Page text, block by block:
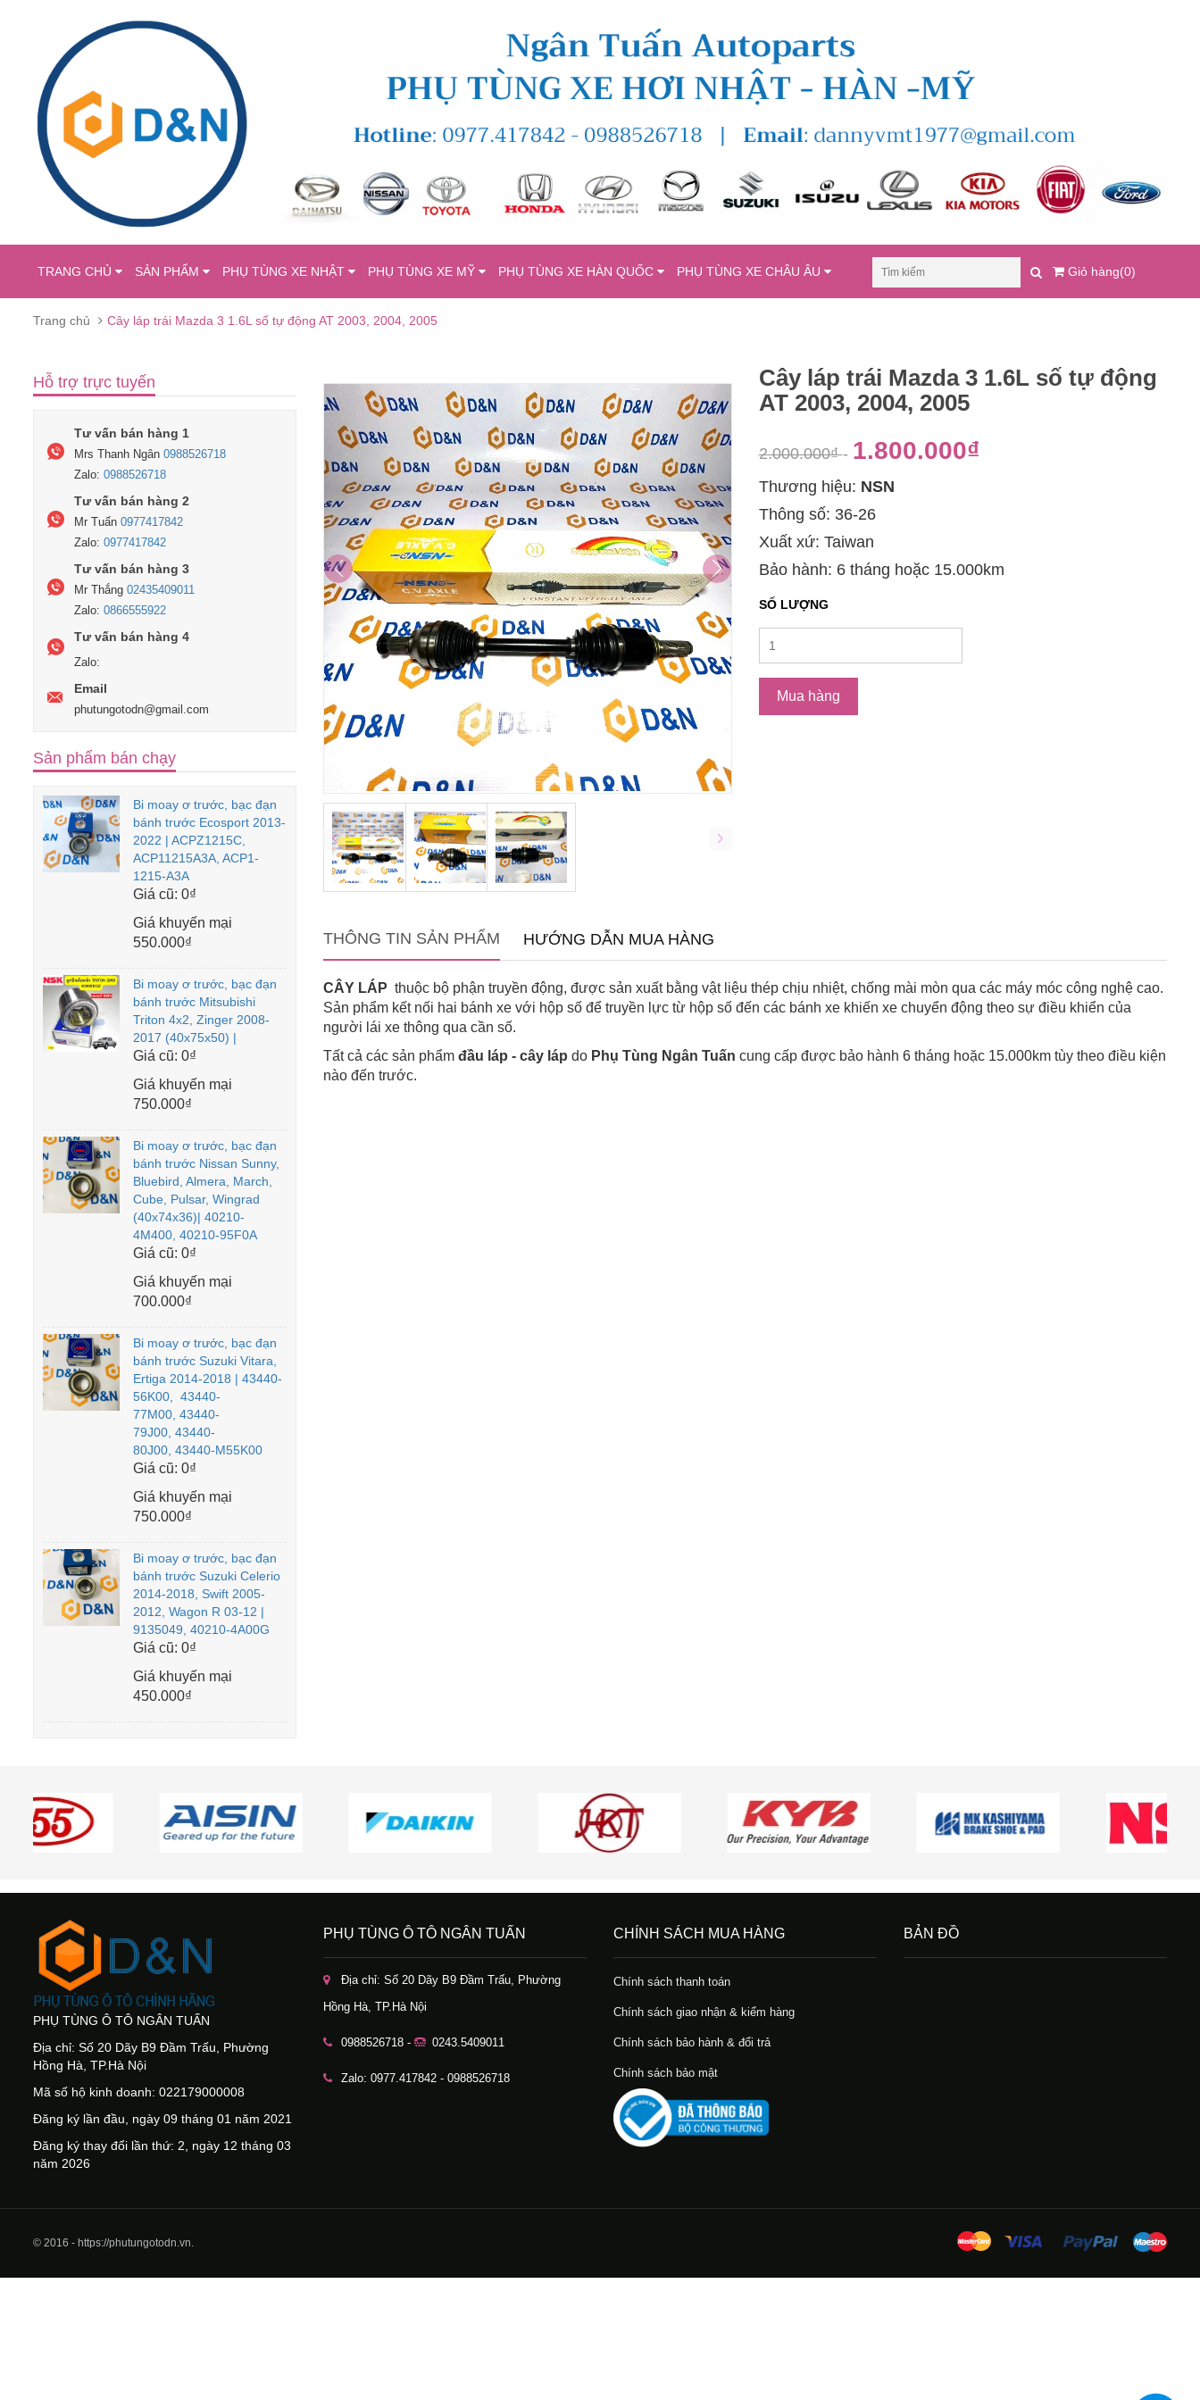
TRANG CHỦ SẢN PHẨM PHỤ TÙNG XE NHẬT PHỤ TÙNG XE MỸ PHỤ TÙNG XE HÀN QUỐC PHỤ TÙNG XE CHÂU ÂU Giỏ hàng(0)
Trang chủ Cây láp trái Mazda 3 1.6L số tự động AT 2003, 2004, 2005
Cây láp trái Mazda 3 1.6L số tự động
AT 2003, 2004, 2005
2.000.000₫- 1.800.000₫
Thương hiệu: NSN
Thông số: 36-26
Xuất xứ: Taiwan
Bảo hành: 6 tháng hoặc 15.000km
SỐ LƯỢNG
Mua hàng
THÔNG TIN SẢN PHẨM HƯỚNG DẪN MUA HÀNG
CÂY LÁP thuộc bộ phận truyền động, được sản xuất bằng vật liệu thép chịu nhiệt, chống mài mòn qua các máy móc công nghệ cao.
Sản phẩm kết nối hai bánh xe với hộp số để truyền lực từ hộp số đến các bánh xe khiến xe chuyển động theo sự điều khiển của
người lái xe thông qua cần số.
Tất cả các sản phẩm đầu láp - cây láp do Phụ Tùng Ngân Tuấn cung cấp được bảo hành 6 tháng hoặc 15.000km tùy theo điều kiện
nào đến trước.
Hỗ trợ trực tuyến
Tư vấn bán hàng 1
Mrs Thanh Ngân 0988526718
Zalo: 0988526718
Tư vấn bán hàng 2
Mr Tuấn 0977417842
Zalo: 0977417842
Tư vấn bán hàng 3
Mr Thắng 02435409011
Zalo: 0866555922
Tư vấn bán hàng 4
Zalo:
Email
phutungotodn@gmail.com
Sản phẩm bán chạy
Bi moay ơ trước, bạc đạn
bánh trước Ecosport 2013-
2022 | ACPZ1215C,
ACP11215A3A, ACP1-
1215-A3A
Giá cũ: 0₫
Giá khuyến mại
550.000₫
Bi moay ơ trước, bạc đạn
bánh trước Mitsubishi
Triton 4x2, Zinger 2008-
2017 (40x75x50) |
Giá cũ: 0₫
Giá khuyến mại
750.000₫
Bi moay ơ trước, bạc đạn
bánh trước Nissan Sunny,
Bluebird, Almera, March,
Cube, Pulsar, Wingrad
(40x74x36)| 40210-
4M400, 40210-95F0A
Giá cũ: 0₫
Giá khuyến mại
700.000₫
Bi moay ơ trước, bạc đạn
bánh trước Suzuki Vitara,
Ertiga 2014-2018 | 43440-
56K00, 43440-
77M00, 43440-
79J00, 43440-
80J00, 43440-M55K00
Giá cũ: 0₫
Giá khuyến mại
750.000₫
Bi moay ơ trước, bạc đạn
bánh trước Suzuki Celerio
2014-2018, Swift 2005-
2012, Wagon R 03-12 |
9135049, 40210-4A00G
Giá cũ: 0₫
Giá khuyến mại
450.000₫
PHỤ TÙNG Ô TÔ NGÂN TUẤN
Địa chỉ: Số 20 Dãy B9 Đầm Trấu, Phường
Hồng Hà, TP.Hà Nội
Mã số hộ kinh doanh: 022179000008
Đăng ký lần đầu, ngày 09 tháng 01 năm 2021
Đăng ký thay đổi lần thứ: 2, ngày 12 tháng 03
năm 2026
PHỤ TÙNG Ô TÔ NGÂN TUẤN
Địa chỉ: Số 20 Dãy B9 Đầm Trấu, Phường
Hồng Hà, TP.Hà Nội
0988526718 - 0243.5409011
Zalo: 0977.417842 - 0988526718
CHÍNH SÁCH MUA HÀNG
Chính sách thanh toán
Chính sách giao nhận & kiểm hàng
Chính sách bảo hành & đổi trả
Chính sách bảo mật
BẢN ĐỒ
© 2016 - https://phutungotodn.vn.